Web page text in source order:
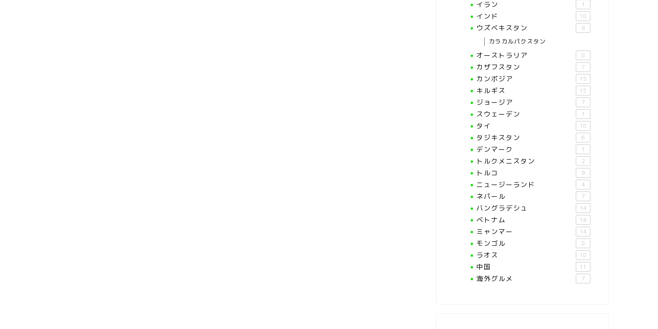
イラン 1
インド 18
ウズベキスタン 9
カラカルパクスタン
オーストラリア 8
カザフスタン 7
カンボジア 15
キルギス 15
ジョージア 7
スウェーデン 1
タイ 18
タジキスタン 6
デンマーク 1
トルクメニスタン 2
トルコ 9
ニュージーランド 4
ネパール 7
バングラデシュ 14
ベトナム 14
ミャンマー 14
モンゴル 8
ラオス 18
中国 11
海外グルメ 7